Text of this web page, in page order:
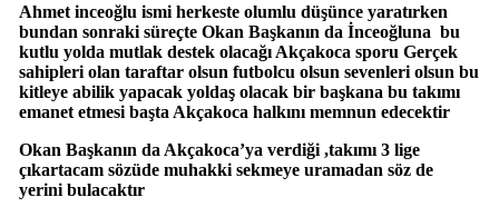
Ahmet inceoğlu ismi herkeste olumlu düşünce yaratırken
bundan sonraki süreçte Okan Başkanın da İnceoğluna bu
kutlu yolda mutlak destek olacağı Akçakoca sporu Gerçek
sahipleri olan taraftar olsun futbolcu olsun sevenleri olsun bu
kitleye abilik yapacak yoldaş olacak bir başkana bu takımı
emanet etmesi başta Akçakoca halkını memnun edecektir
Okan Başkanın da Akçakoca’ya verdiği ,takımı 3 lige
çıkartacam sözüde muhakki sekmeye uramadan söz de
yerini bulacaktır